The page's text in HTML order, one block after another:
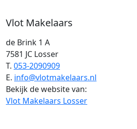
Vlot Makelaars
de Brink 1 A
7581 JC Losser
T. 053-2090909
E. info@vlotmakelaars.nl
Bekijk de website van:
Vlot Makelaars Losser